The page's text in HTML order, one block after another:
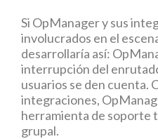
Si OpManager y sus
involucrados en el
desarrollaría así:
interrupción del
usuarios se den cuenta.
integraciones,
herramienta de soporte
grupal.